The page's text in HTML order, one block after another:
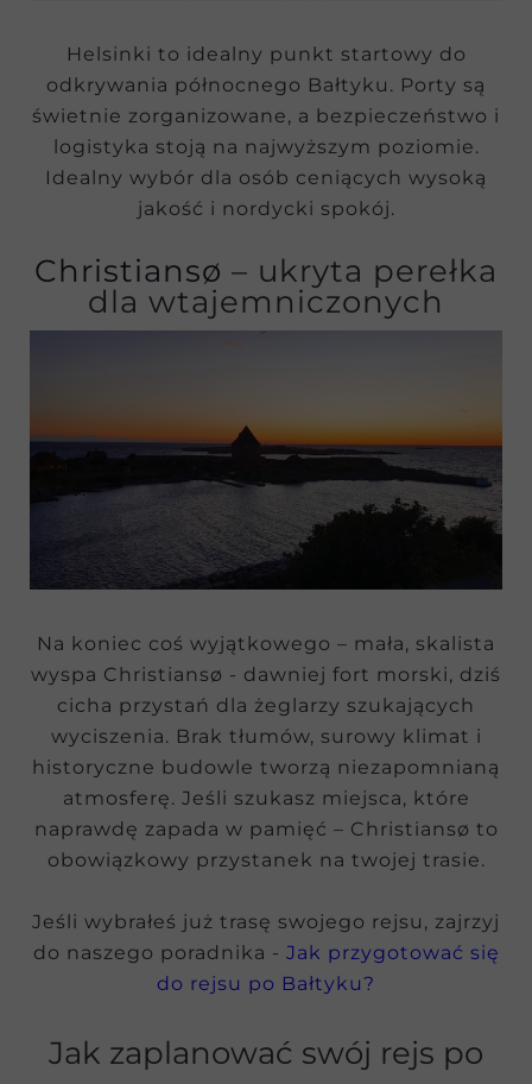
Helsinki to idealny punkt startowy do
odkrywania północnego Bałtyku. Porty są
świetnie zorganizowane, a bezpieczeństwo i
logistyka stoją na najwyższym poziomie.
Idealny wybór dla osób ceniących wysoką
jakość i nordycki spokój.
Christiansø – ukryta perełka
dla wtajemniczonych
Na koniec coś wyjątkowego – mała, skalista
wyspa Christiansø - dawniej fort morski, dziś
cicha przystań dla żeglarzy szukających
wyciszenia. Brak tłumów, surowy klimat i
historyczne budowle tworzą niezapomnianą
atmosferę. Jeśli szukasz miejsca, które
naprawdę zapada w pamięć – Christiansø to
obowiązkowy przystanek na twojej trasie.
Jeśli wybrałeś już trasę swojego rejsu, zajrzyj
do naszego poradnika - Jak przygotować się
do rejsu po Bałtyku?
Jak zaplanować swój rejs po